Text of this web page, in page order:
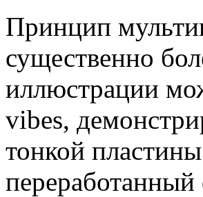
Принцип
существенно
иллюстрации
vibes,
тонкой